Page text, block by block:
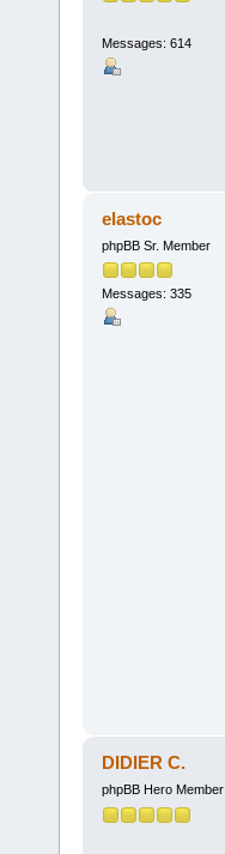
Messages: 614
elastoc
phpBB Sr. Member
Messages: 335
DIDIER C.
phpBB Hero Member